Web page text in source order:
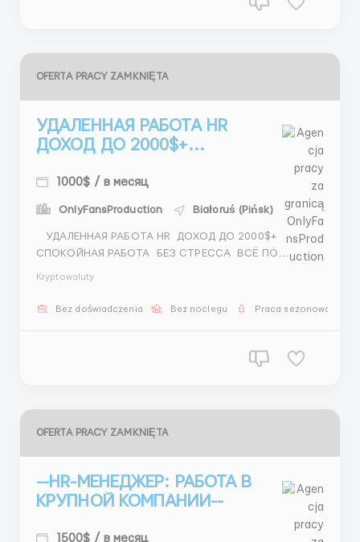
OFERTA PRACY ZAMKNIĘTA
УДАЛЕННАЯ РАБОТА HR
ДОХОД ДО 2000$+...
1000$ / в месяц
OnlyFansProduction Białoruś (Pińsk)
СПОКОЙНАЯ РАБОТА БЕЗ СТРЕССА ВСЁ ПО
УСЛОВИЯ: 20 чел — 1000$ 15+ &...
Kryptowaluty
Bez doświadczenia Bez noclegu Praca sezonowa
OFERTA PRACY ZAMKNIĘTA
--HR-МЕНЕДЖЕР: РАБОТА В
КРУПНОЙ КОМПАНИИ--
1500$ / в месяц